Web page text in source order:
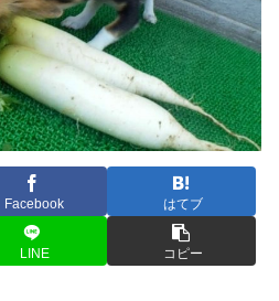
Facebook はてブ
LINE コピー